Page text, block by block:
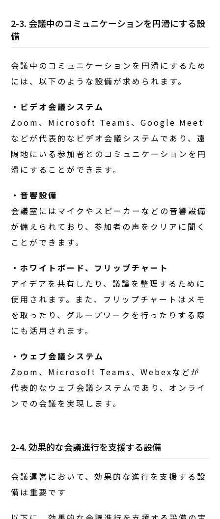
2-3. 会議中のコミュニケーションを円滑にする設
備
会議中のコミュニケーションを円滑にするため
には、以下のような設備が求められます。
・ビデオ会議システム
Zoom、Microsoft Teams、Google Meet
などが代表的なビデオ会議システムであり、遠
隔地にいる参加者とのコミュニケーションを円
滑にすることができます。
・音響設備
会議室にはマイクやスピーカーなどの音響設備
が備えられており、参加者の声をクリアに聞く
ことができます。
・ホワイトボード、フリップチャート
アイデアを共有したり、議論を整理するために
使用されます。また、フリップチャートはメモ
を取ったり、グループワークを行ったりする際
にも活用されます。
・ウェブ会議システム
Zoom、Microsoft Teams、Webexなどが
代表的なウェブ会議システムであり、オンライ
ンでの会議を実現します。
2-4. 効果的な会議進行を支援する設備
会議運営において、効果的な進行を支援する設
備は重要です